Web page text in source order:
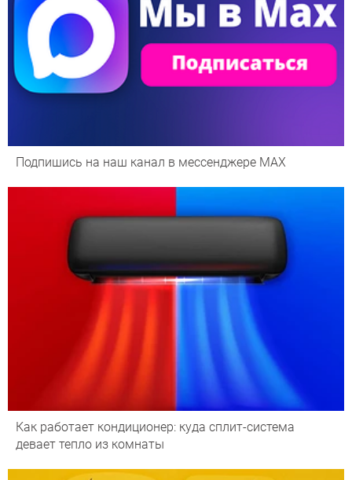
Подпишись на наш канал в мессенджере МАХ
Как работает кондиционер: куда сплит-система
девает тепло из комнаты